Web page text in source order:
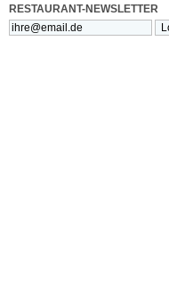
RESTAURANT-NEWSLETTER